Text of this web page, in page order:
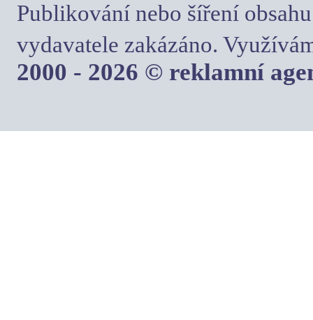
Publikování nebo šíření
vydavatele zakázáno.
2000 - 2026 © reklamní